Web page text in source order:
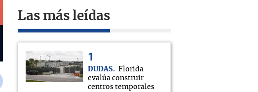
Las más leídas
DUDAS
Florida
evalúa construir
centros temporales